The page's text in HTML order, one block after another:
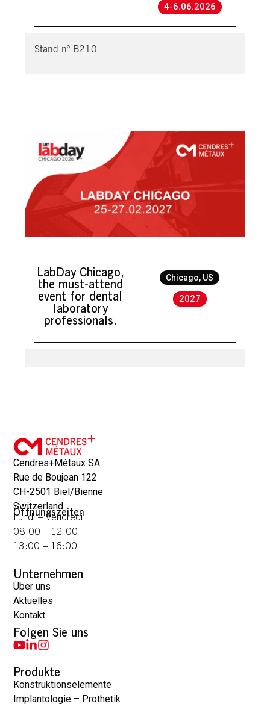
4-6.06.2026
Stand n° B210
LabDay Chicago,
the must-attend
event for dental
laboratory
professionals.
Chicago, US
2027
Cendres+Métaux SA
Rue de Boujean 122
CH-2501 Biel/Bienne
Switzerland
Öffnungszeiten
Lundi – Vendredi
08:00 – 12:00
13:00 – 16:00
Unternehmen
Über uns
Aktuelles
Kontakt
Folgen Sie uns
Produkte
Konstruktionselemente
Implantologie – Prothetik